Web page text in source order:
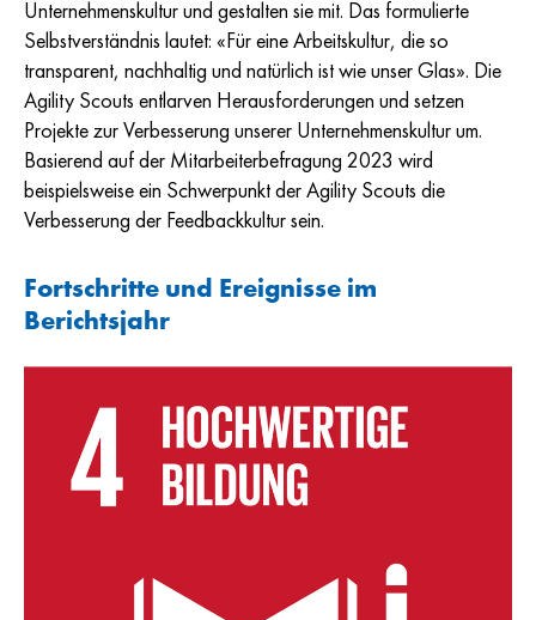
Unternehmenskultur und gestalten sie mit. Das formulierte
Selbstverständnis lautet: «Für eine Arbeitskultur, die so
transparent, nachhaltig und natürlich ist wie unser Glas». Die
Agility Scouts entlarven Herausforderungen und setzen
Projekte zur Verbesserung unserer Unternehmenskultur um.
Basierend auf der Mitarbeiterbefragung 2023 wird
beispielsweise ein Schwerpunkt der Agility Scouts die
Verbesserung der Feedbackkultur sein.
Fortschritte und Ereignisse im
Berichtsjahr